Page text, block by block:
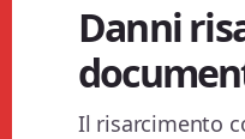
Danni
Il risarcimento